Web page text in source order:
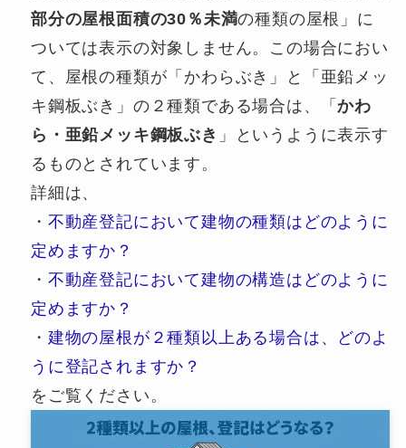
部分の屋根面積の30％未満の種類の屋根」に
ついては表示の対象しません。この場合におい
て、屋根の種類が「かわらぶき」と「亜鉛メッ
キ鋼板ぶき」の２種類である場合は、「かわ
ら・亜鉛メッキ鋼板ぶき 」というように表示す
るものとされています。
詳細は、
・ 不動産登記において建物の種類はどのように
定めますか？
・ 不動産登記において建物の構造はどのように
定めますか？
・ 建物の屋根が２種類以上ある場合は、どのよ
うに登記されますか？
をご覧ください。